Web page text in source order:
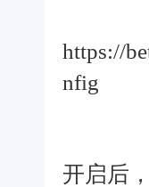
https://
nfig
开启后